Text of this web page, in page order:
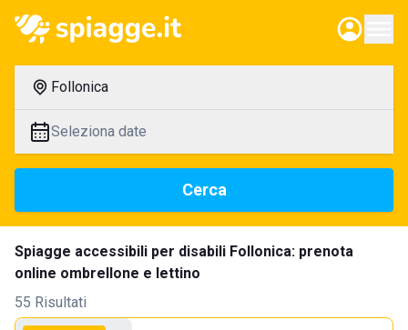
Follonica
Seleziona date
Cerca
Spiagge accessibili per disabili Follonica: prenota
online ombrellone e lettino
55 Risultati